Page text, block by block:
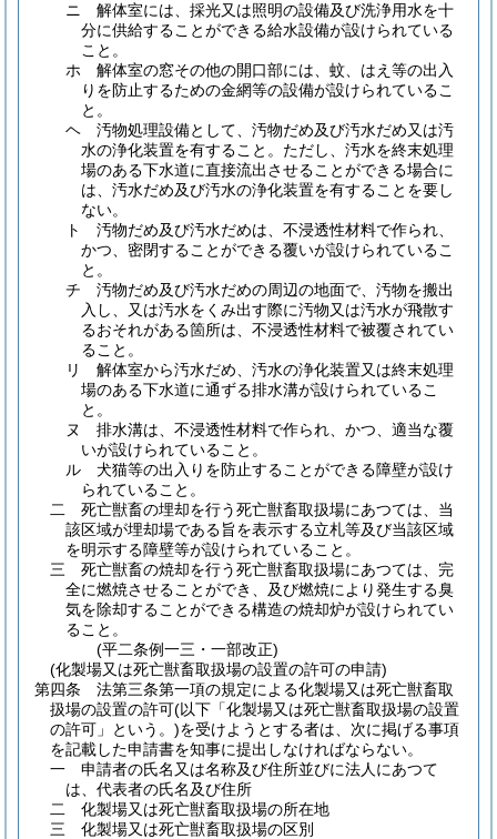
ニ
解体室には、採光又は照明の設備及び洗浄用水を十
分に供給することができる給水設備が設けられている
こと。
ホ
解体室の窓その他の開口部には、蚊、はえ等の出入
りを防止するための金網等の設備が設けられているこ
と。
ヘ
汚物処理設備として、汚物だめ及び汚水だめ又は汚
水の浄化装置を有すること。 ただし、汚水を終末処理
場のある下水道に直接流出させることができる場合に
は、汚水だめ及び汚水の浄化装置を有することを要し
ない。
ト
汚物だめ及び汚水だめは、不浸透性材料で作られ、
かつ、密閉することができる覆いが設けられているこ
と。
チ
汚物だめ及び汚水だめの周辺の地面で、汚物を搬出
入し、又は汚水をくみ出す際に汚物又は汚水が飛散す
るおそれがある箇所は、不浸透性材料で被覆されてい
ること。
リ
解体室から汚水だめ、汚水の浄化装置又は終末処理
場のある下水道に通ずる排水溝が設けられているこ
と。
ヌ
排水溝は、不浸透性材料で作られ、かつ、適当な覆
いが設けられていること。
ル
犬猫等の出入りを防止することができる障壁が設け
られていること。
二
死亡獣畜の埋却を行う死亡獣畜取扱場にあつては、当
該区域が埋却場である旨を表示する立札等及び当該区域
を明示する障壁等が設けられていること。
三
死亡獣畜の焼却を行う死亡獣畜取扱場にあつては、完
全に燃焼させることができ、及び燃焼により発生する臭
気を除却することができる構造の焼却炉が設けられてい
ること。
(平二条例一三・一部改正)
(化製場又は死亡獣畜取扱場の設置の許可の申請)
第四条
法第三条第一項の規定による化製場又は死亡獣畜取
扱場の設置の許可(以下「化製場又は死亡獣畜取扱場の設置
の許可」という。)を受けようとする者は、次に掲げる事項
を記載した申請書を知事に提出しなければならない。
一
申請者の氏名又は名称及び住所並びに法人にあつて
は、代表者の氏名及び住所
二
化製場又は死亡獣畜取扱場の所在地
三
化製場又は死亡獣畜取扱場の区別